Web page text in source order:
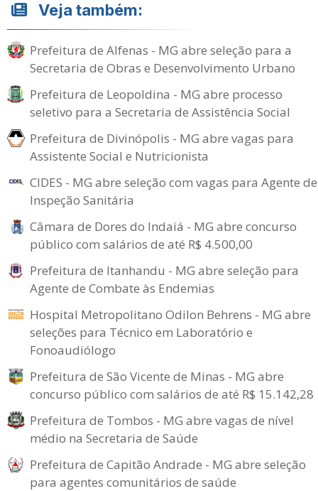
Veja também:
Prefeitura de Alfenas - MG abre seleção para a
Secretaria de Obras e Desenvolvimento Urbano
Prefeitura de Leopoldina - MG abre processo
seletivo para a Secretaria de Assistência Social
Prefeitura de Divinópolis - MG abre vagas para
Assistente Social e Nutricionista
CIDES - MG abre seleção com vagas para Agente de
Inspeção Sanitária
Câmara de Dores do Indaiá - MG abre concurso
público com salários de até R$ 4.500,00
Prefeitura de Itanhandu - MG abre seleção para
Agente de Combate às Endemias
Hospital Metropolitano Odilon Behrens - MG abre
seleções para Técnico em Laboratório e
Fonoaudiólogo
Prefeitura de São Vicente de Minas - MG abre
concurso público com salários de até R$ 15.142,28
Prefeitura de Tombos - MG abre vagas de nível
médio na Secretaria de Saúde
Prefeitura de Capitão Andrade - MG abre seleção
para agentes comunitários de saúde